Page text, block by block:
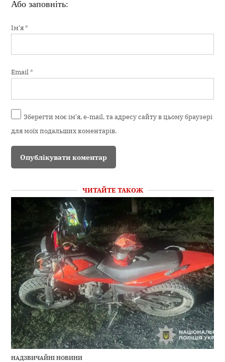
Або заповніть:
Ім'я*
Email*
Зберегти моє ім'я, e-mail, та адресу сайту в цьому браузері
для моїх подальших коментарів.
ЧИТАЙТЕ ТАКОЖ
НАДЗВИЧАЙНІ НОВИНИ